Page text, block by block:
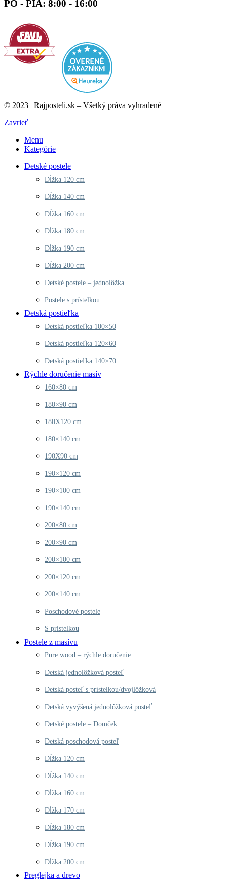
PO - PIA: 8:00 - 16:00
© 2023 | Rajposteli.sk – Všetký práva vyhradené
Zavrieť
Menu
Kategórie
Detské postele
Dĺžka 120 cm
Dĺžka 140 cm
Dĺžka 160 cm
Dĺžka 180 cm
Dĺžka 190 cm
Dĺžka 200 cm
Detské postele – jednolôžka
Postele s prístelkou
Detská postieľka
Detská postieľka 100×50
Detská postieľka 120×60
Detská postieľka 140×70
Rýchle doručenie masív
160×80 cm
180×90 cm
180X120 cm
180×140 cm
190X90 cm
190×120 cm
190×100 cm
190×140 cm
200×80 cm
200×90 cm
200×100 cm
200×120 cm
200×140 cm
Poschodové postele
S prístelkou
Postele z masívu
Pure wood – rýchle doručenie
Detská jednolôžková posteľ
Detská posteľ s prístelkou/dvojlôžková
Detská vyvýšená jednolôžková posteľ
Detské postele – Domček
Detská poschodová posteľ
Dĺžka 120 cm
Dĺžka 140 cm
Dĺžka 160 cm
Dĺžka 170 cm
Dĺžka 180 cm
Dĺžka 190 cm
Dĺžka 200 cm
Preglejka a drevo